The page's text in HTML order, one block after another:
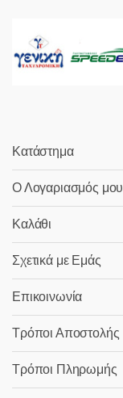
Κατάστημα
Ο Λογαριασμός μου
Καλάθι
Σχετικά με Εμάς
Επικοινωνία
Τρόποι Αποστολής
Τρόποι Πληρωμής